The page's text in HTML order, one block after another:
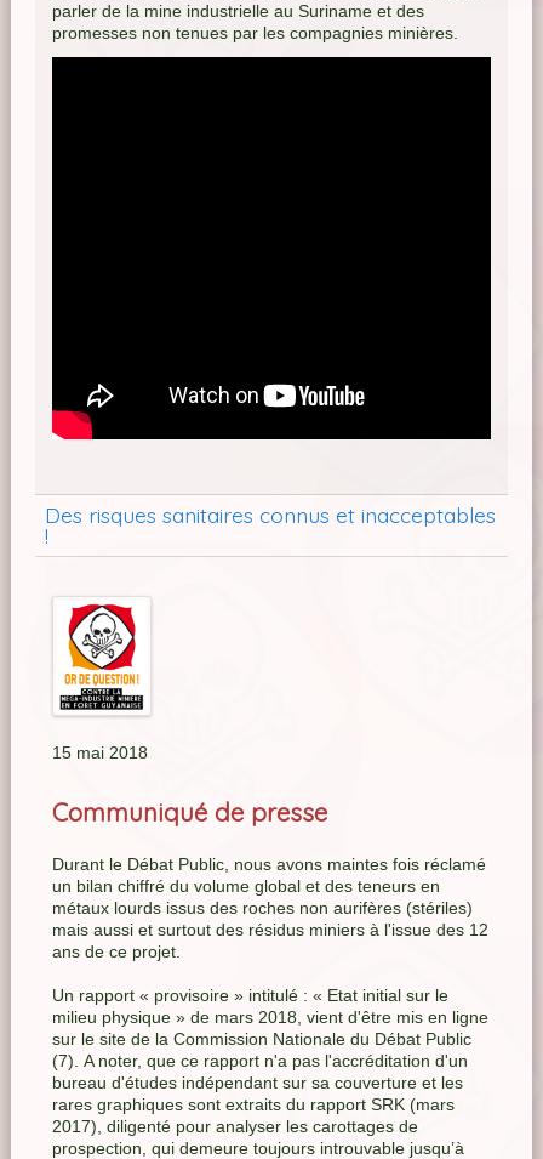
parler de la mine industrielle au Suriname et des
promesses non tenues par les compagnies minières.
Des risques sanitaires connus et inacceptables
!
15 mai 2018
Communiqué de presse
Durant le Débat Public, nous avons maintes fois réclamé
un bilan chiffré du volume global et des teneurs en
métaux lourds issus des roches non aurifères (stériles)
mais aussi et surtout des résidus miniers à l'issue des 12
ans de ce projet.
Un rapport « provisoire » intitulé : « Etat initial sur le
milieu physique » de mars 2018, vient d'être mis en ligne
sur le site de la Commission Nationale du Débat Public
(7). A noter, que ce rapport n'a pas l'accréditation d'un
bureau d'études indépendant sur sa couverture et les
rares graphiques sont extraits du rapport SRK (mars
2017), diligenté pour analyser les carottages de
prospection, qui demeure toujours introuvable jusqu’à